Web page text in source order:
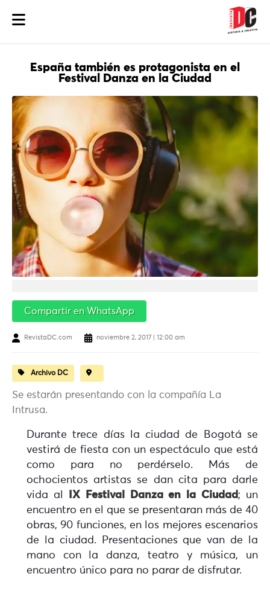
España también es protagonista en el
Festival Danza en la Ciudad
Compartir en WhatsApp
RevistaDC.com noviembre 2, 2017 | 12:00 am
Archivo DC
Se estarán presentando con la compañía La
Intrusa.
Durante trece días la ciudad de Bogotá se
vestirá de fiesta con un espectáculo que está
como para no perdérselo. Más de
ochocientos artistas se dan cita para darle
vida al
IX Festival Danza en la Ciudad ; un
encuentro en el que se presentaran más de 40
obras, 90 funciones, en los mejores escenarios
de la ciudad. Presentaciones que van de la
mano con la danza, teatro y música, un
encuentro único para no parar de disfrutar.